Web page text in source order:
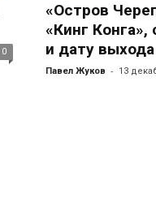
0
«Остров
«Кинг Конга»,
и дату выхода
Павел Жуков - 13